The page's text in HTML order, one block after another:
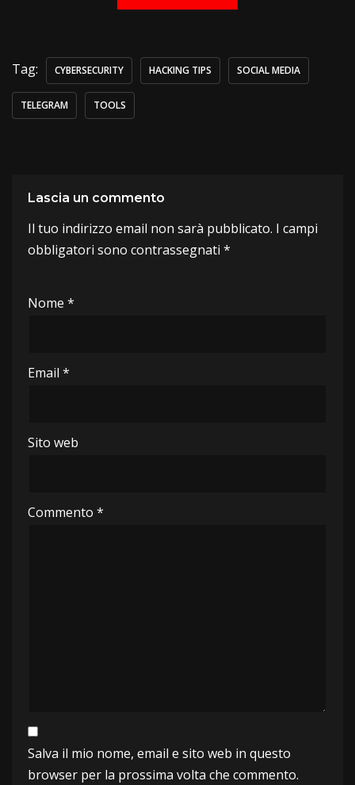
Tag: CYBERSECURITY HACKING TIPS SOCIAL MEDIA
TELEGRAM TOOLS
Lascia un commento
Il tuo indirizzo email non sarà pubblicato. I campi
obbligatori sono contrassegnati *
Nome *
Email *
Sito web
Commento *
Salva il mio nome, email e sito web in questo
browser per la prossima volta che commento.
A
lt
v